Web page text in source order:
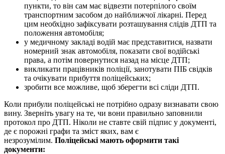
пункти, то він сам має відвезти потерпілого своїм
транспортним засобом до найближчої лікарні. Перед
цим необхідно зафіксувати розташування слідів ДТП та
положення автомобіля;
у медичному закладі водій має представитися, назвати
номерний знак автомобіля, показати свої водійські
права, а потім повернутися назад на місце ДТП;
викликати працівників поліції, занотувати ПІБ свідків
та очікувати прибуття поліцейських;
зробити все можливе, щоб зберегти всі сліди ДТП.
Коли прибули поліцейські не потрібно одразу визнавати свою
вину. Зверніть увагу на те, чи вони правильно заповнили
протокол про ДТП. Ніколи не ставте свій підпис у документі,
де є порожні графи та зміст яких, вам є
незрозумілим. Поліцейські мають оформити такі
документи: